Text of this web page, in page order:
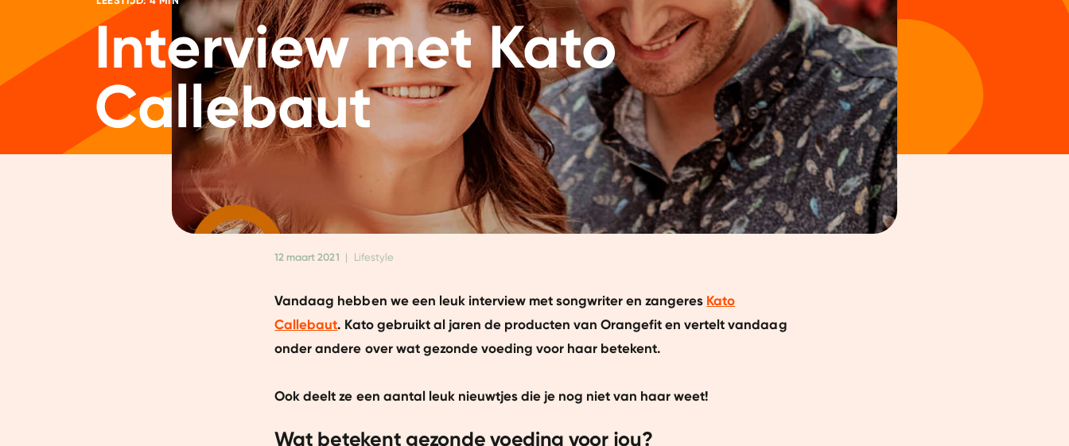
Interview met Kato
Callebaut
12 maart 2021 | Lifestyle
Vandaag hebben we een leuk interview met songwriter en zangeres Kato
Callebaut. Kato gebruikt al jaren de producten van Orangefit en vertelt vandaag
onder andere over wat gezonde voeding voor haar betekent.
Ook deelt ze een aantal leuk nieuwtjes die je nog niet van haar weet!
Wat betekent gezonde voeding voor jou?